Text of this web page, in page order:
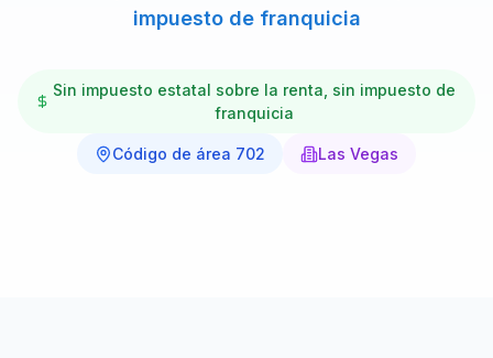
impuesto de franquicia
Sin impuesto estatal sobre la renta, sin impuesto de
franquicia
Código de área 702 Las Vegas